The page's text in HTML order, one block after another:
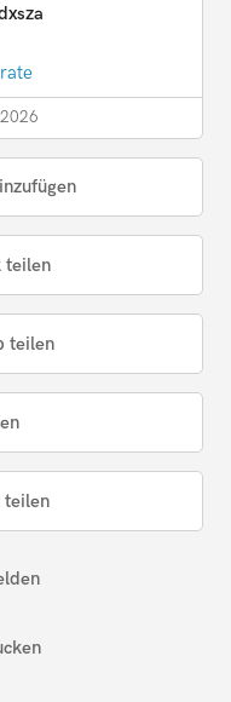
teilen
teilen
teilen